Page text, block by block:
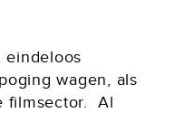
eindeloos
wagen, als
filmsector. Al